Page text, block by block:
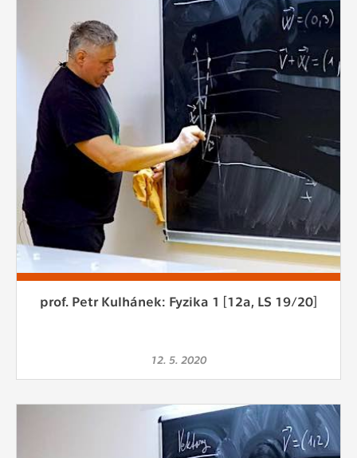
prof. Petr Kulhánek: Fyzika 1 [12a, LS 19/20]
12. 5. 2020